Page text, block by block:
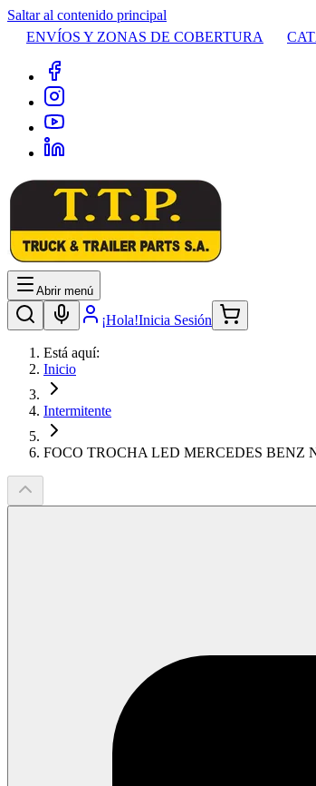
Saltar al contenido principal
ENVÍOS Y ZONAS DE COBERTURA
Abrir menú
¡Hola!Inicia Sesión
Está aquí:
Inicio
Intermitente
FOCO TROCHA LED MERCEDES BENZ